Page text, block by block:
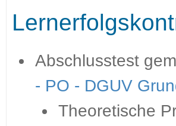
Abschlusstest
- PO - DGUV
Theoretische